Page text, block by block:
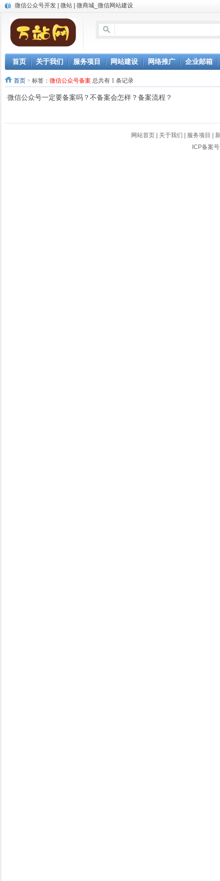
中英文双语网站建设
网站自动发布文章，AI写作软件让网站推广更轻松
微信小程序开发
首页 关于我们 服务项目 网站建设 网络推广 企业邮箱
首页 > 标签： 微信公众号备案 总共有 1 条记录
·微信公众号一定要备案吗？不备案会怎样？备案流程？
网站首页| 关于我们 服务项目
ICP备案